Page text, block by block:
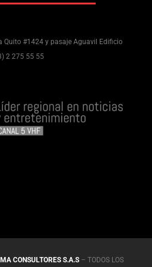
Quito #1424 y pasaje Aguavil Edificio
2 275 55 55
CONSULTORES S.A.S – TODOS LOS